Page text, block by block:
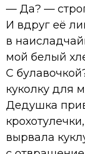
— Да? —
И вдруг её
в
мой белый
С
куколку для
Дедушка
вырвала